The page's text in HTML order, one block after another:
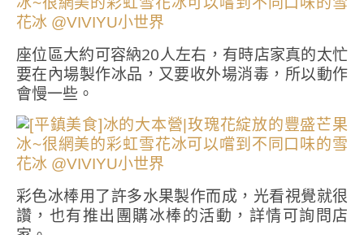
座位區大約可容納20人左右，有時店家真的太忙
要在內場製作冰品，又要收外場消毒，所以動作
會慢一些。
彩色冰棒用了許多水果製作而成，光看視覺就很
讚，也有推出團購冰棒的活動，詳情可詢問店